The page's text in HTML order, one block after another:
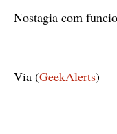
Nostagia com
Via (GeekAlerts)